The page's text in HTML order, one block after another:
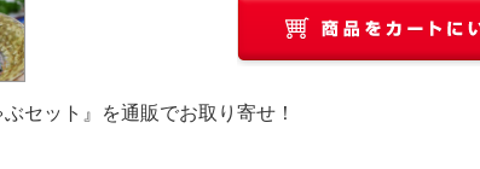
セット』を通販でお取り寄せ！